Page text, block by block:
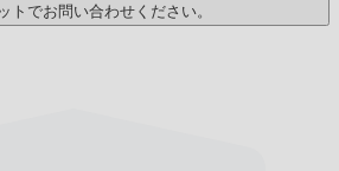
トでお問い合わせください。